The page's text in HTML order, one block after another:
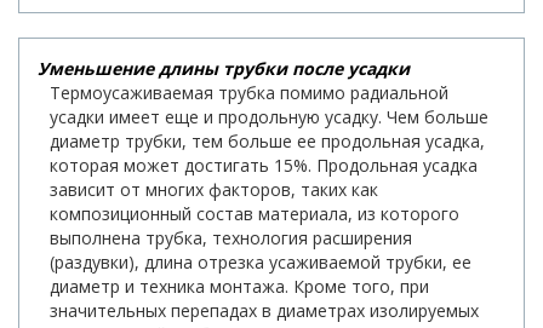
Уменьшение длины трубки после усадки
Термоусаживаемая трубка помимо радиальной
усадки имеет еще и продольную усадку. Чем больше
диаметр трубки, тем больше ее продольная усадка,
которая может достигать 15%. Продольная усадка
зависит от многих факторов, таких как
композиционный состав материала, из которого
выполнена трубка, технология расширения
(раздувки), длина отрезка усаживаемой трубки, ее
диаметр и техника монтажа. Кроме того, при
значительных перепадах в диаметрах изолируемых